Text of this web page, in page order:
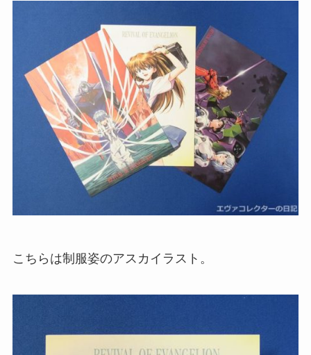
こちらは制服姿のアスカイラスト。